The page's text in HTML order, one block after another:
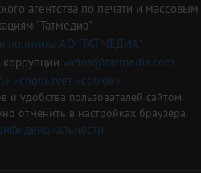
агентства по печати и массовым
"Татмедиа"
политика АО "ТАТМЕДИА"
vafina@tatmedia.com
использует «cookie»
и удобства пользователей сайтом.
отменить в настройках браузера.